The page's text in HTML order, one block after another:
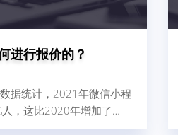
进行报价的？
据统计，2021年微信小程
，这比2020年增加了
小程序现在使用人群广，